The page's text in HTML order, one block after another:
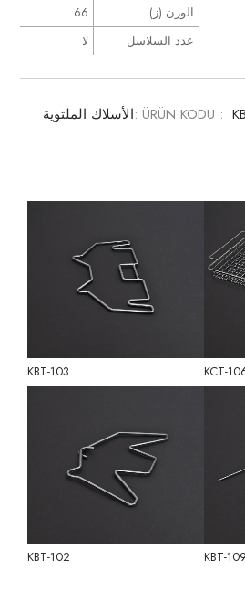
الوزن (ز)
66
عدد السلاسل
لا
ÜRÜN KODU : الأسلاك الملتوية
KCT-
KBT-103
KBT-102